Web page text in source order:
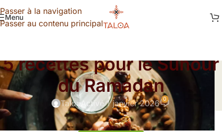
Passer à la navigation
Passer au contenu principal
Menu
5 recettes pour le Suhour
du Ramadan
TaloaActivé 1 janvier 2026 0